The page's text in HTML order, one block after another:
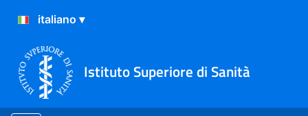
Istituto Superiore di Sanità